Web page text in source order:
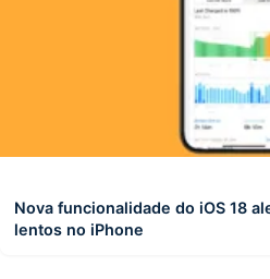
Nova funcionalidade do iOS 18
lentos no iPhone